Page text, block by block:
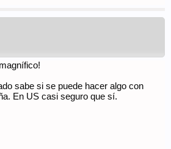
sabe si se puede hacer algo con
En US casi seguro que sí.